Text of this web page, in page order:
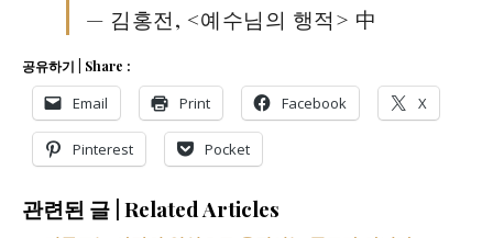
— 김홍전, <예수님의 행적> 中
공유하기 | Share :
Email Print Facebook X
Pinterest Pocket
관련된 글 | Related Articles